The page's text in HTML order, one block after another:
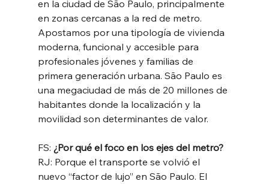
en la ciudad de São Paulo, principalmente
en zonas cercanas a la red de metro.
Apostamos por una tipología de vivienda
moderna, funcional y accesible para
profesionales jóvenes y familias de
primera generación urbana. São Paulo es
una megaciudad de más de 20 millones de
habitantes donde la localización y la
movilidad son determinantes de valor.
FS: ¿Por qué el foco en los ejes del metro?
RJ: Porque el transporte se volvió el
nuevo “factor de lujo” en São Paulo. El